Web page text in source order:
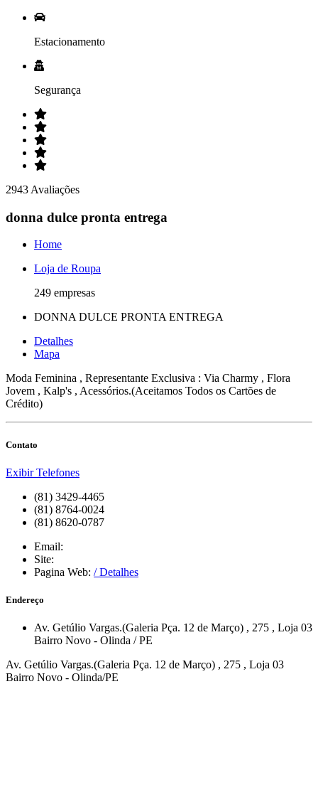
Estacionamento
Segurança
2943 Avaliações
donna dulce pronta entrega
Home
Loja de Roupa
249 empresas
DONNA DULCE PRONTA ENTREGA
Detalhes
Mapa
Moda Feminina , Representante Exclusiva : Via Charmy , Flora
Jovem , Kalp's , Acessórios.(Aceitamos Todos os Cartões de
Crédito)
Contato
Exibir Telefones
(81) 3429-4465
(81) 8764-0024
(81) 8620-0787
Email:
Site:
Pagina Web: / Detalhes
Endereço
Av. Getúlio Vargas.(Galeria Pça. 12 de Março) , 275 , Loja 03
Bairro Novo - Olinda /PE
Av. Getúlio Vargas.(Galeria Pça. 12 de Março) , 275 , Loja 03
Bairro Novo - Olinda/PE